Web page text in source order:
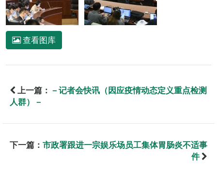
查看图库
上一篇： －记者会快讯（因应疫情动态定义重点检测
人群）－
下一篇： 市政署跟进一宗娱乐场员工集体胃肠炎不适事
件